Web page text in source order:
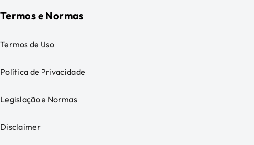
Termos e Normas
Termos de Uso
Política de Privacidade
Legislação e Normas
Disclaimer